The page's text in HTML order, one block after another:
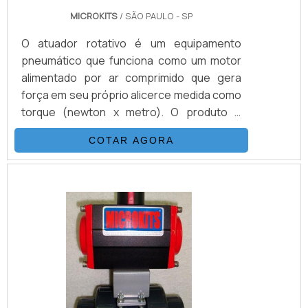
MICROKITS/ SÃO PAULO - SP
O atuador rotativo é um equipamento
pneumático que funciona como um motor
alimentado por ar comprimido que gera
força em seu próprio alicerce medida como
torque (newton x metro). O produto é
bastante utilizado para a automação de
válvulas industriais rotativas. TIPOS DE
ATUADORES DISPONÍVEIS NO MERCADO
prima o ferro ou ligas de aço, mas
recentemente estão sendo desenvolvidos
exemplares para serem aplicados em
ambientes nocivos às ligas de metal, estes
COTAR AGORA